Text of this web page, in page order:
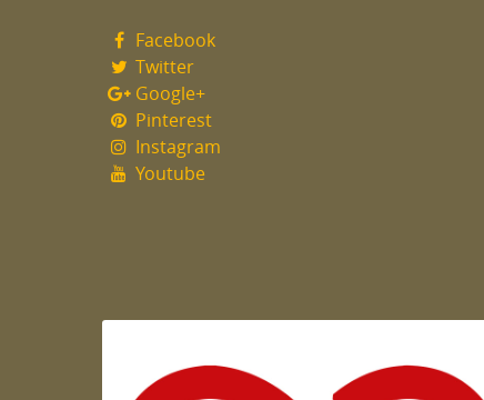
Facebook
Twitter
Google+
Pinterest
Instagram
Youtube